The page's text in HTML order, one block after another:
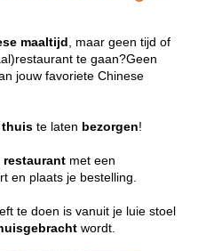
maaltijd , maar geen tijd of
te gaan?Geen
jouw favoriete Chinese
thuis te laten bezorgen!
restaurant met een
en plaats je bestelling.
te doen is vanuit je luie stoel
wordt.